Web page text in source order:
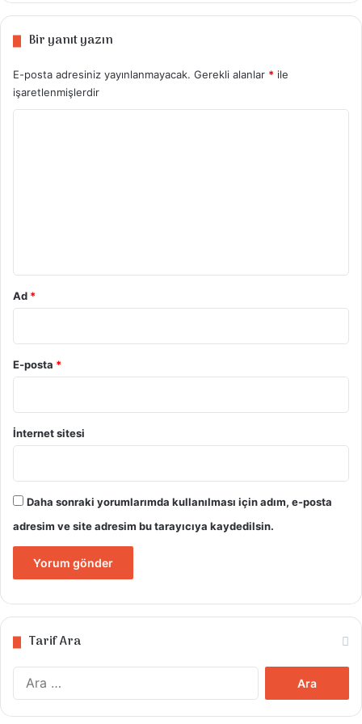
Tarif Videosu
Bir yanıt yazın
E-posta adresiniz yayınlanmayacak. Gerekli alanlar * ile
işaretlenmişlerdir
Ad *
E-posta *
İnternet sitesi
Daha sonraki yorumlarımda kullanılması için adım, e-posta
adresim ve site adresim bu tarayıcıya kaydedilsin.
Tarif Ara